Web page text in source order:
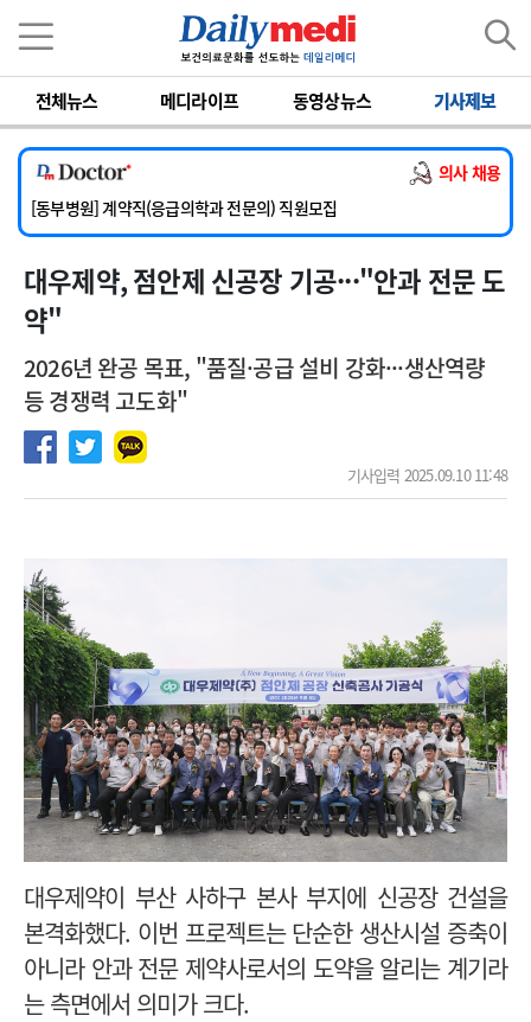
전체뉴스 메디라이프 동영상뉴스 기사제보
의사 채용
[서울아산병원] 2026년 하반기 인턴 모집
[영남대학교의료원] 마취통증의학과 임기제 임상의사 채용
[충남대학교병원] 소아청소년과(소아응급전담) 계약직 의사 공개채용
[동부병원] 계약직(응급의학과 전문의) 직원모집
[이대목동병원] 하반기 전공의(레지던트1년차) 모집
[서울아산병원] 2026년 하반기 인턴 모집
[영남대학교의료원] 마취통증의학과 임기제 임상의사 채용
대우제약, 점안제 신공장 기공···"안과 전문 도
약"
2026년 완공 목표, "품질·공급 설비 강화···생산역량
등 경쟁력 고도화"
기사입력 2025.09.10 11:48
대우제약이 부산 사하구 본사 부지에 신공장 건설을
본격화했다. 이번 프로젝트는 단순한 생산시설 증축이
아니라 안과 전문 제약사로서의 도약을 알리는 계기라
는 측면에서 의미가 크다.